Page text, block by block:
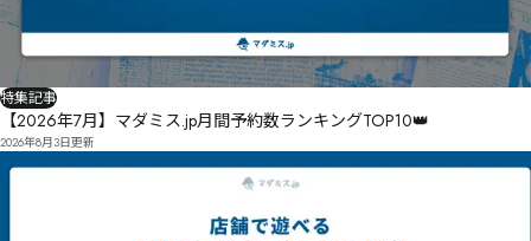
特集記事
【2026年7月】マダミス.jp月間予約数ランキングTOP10👑
2026年8月3日更新